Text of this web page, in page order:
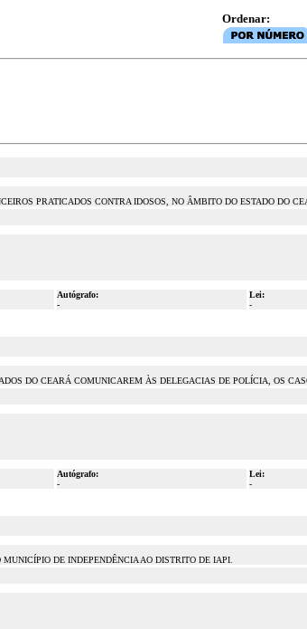
Ordenar:
PRATICADOS CONTRA IDOSOS, NO ÂMBITO DO ESTADO DO
Autógrafo:
-
Lei:
-
DO CEARÁ COMUNICAREM ÀS DELEGACIAS DE POLÍCIA, OS
Autógrafo:
-
Lei:
-
DE INDEPENDÊNCIA AO DISTRITO DE IAPI.